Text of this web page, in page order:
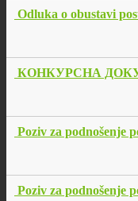
Odluka o obustavi
КОНКУРСНА
Poziv za podnošenje
Poziv za podnošenje